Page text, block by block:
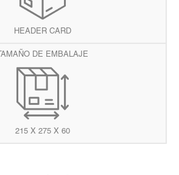
HEADER CARD
TAMAÑO DE EMBALAJE
215 X 275 X 60